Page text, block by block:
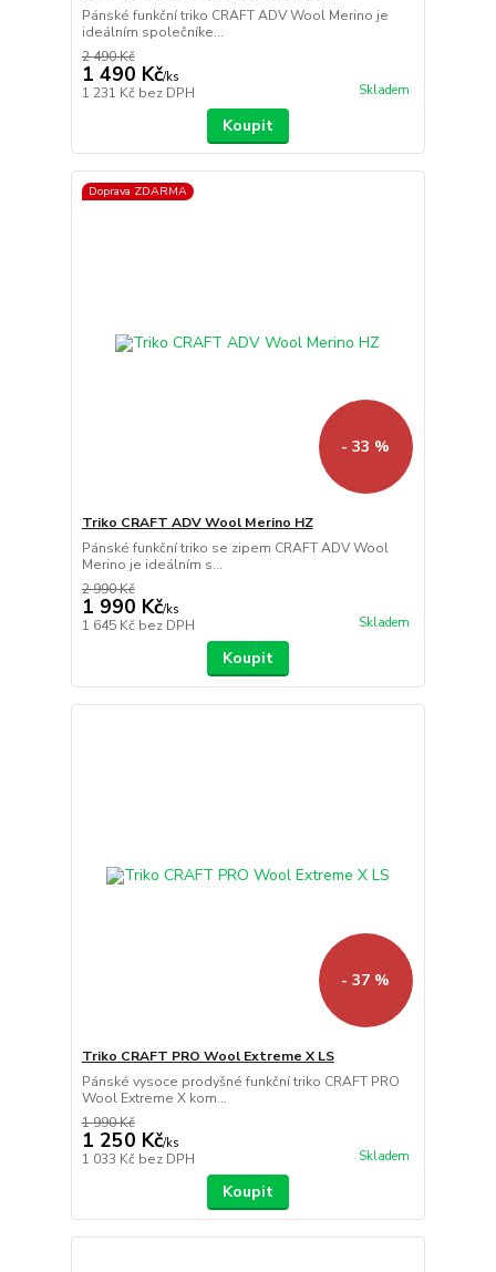
Pánské funkční triko CRAFT ADV Wool Merino je
ideálním společníke...
2 490 Kč
1 490 Kč/ks
1 231 Kč bez DPH Skladem
Koupit
Doprava ZDARMA
- 33 %
Triko CRAFT ADV Wool Merino HZ
Pánské funkční triko se zipem CRAFT ADV Wool
Merino je ideálním s...
2 990 Kč
1 990 Kč/ks
1 645 Kč bez DPH Skladem
Koupit
- 37 %
Triko CRAFT PRO Wool Extreme X LS
Pánské vysoce prodyšné funkční triko CRAFT PRO
Wool Extreme X kom...
1 990 Kč
1 250 Kč/ks
1 033 Kč bez DPH Skladem
Koupit